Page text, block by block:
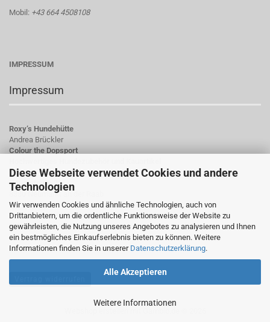
Diese Webseite verwendet Cookies und andere
Technologien
Wir verwenden Cookies und ähnliche Technologien, auch von
Drittanbietern, um die ordentliche Funktionsweise der Website zu
gewährleisten, die Nutzung unseres Angebotes zu analysieren und Ihnen
ein bestmögliches Einkaufserlebnis bieten zu können. Weitere
Informationen finden Sie in unserer Datenschutzerklärung.
Alle Akzeptieren
Weitere Informationen
Mobil: +43 664 4508108
IMPRESSUM
Impressum
Roxy‘s Hundehütte
Andrea Brückler
Colour the Dopsport
Hauptstraße 23
8380 Neumarkt an der Raab
Österreich
UID-Nummer: ATU78784923